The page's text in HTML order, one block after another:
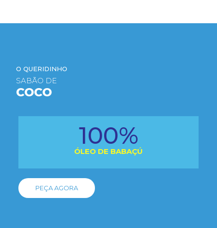
O QUERIDINHO
SABÃO DE
COCO
100%
ÓLEO DE BABAÇÚ
PEÇA AGORA